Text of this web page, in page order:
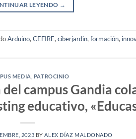
LEYENDO →
Arduino, CEFIRE, ciberjardin, formación,
MEDIA PATROCINIO
campus Gandia
educativo,
2023 BYALEX DÍAZ MALDONADO